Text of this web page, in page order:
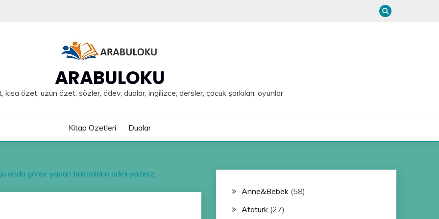
ARABULOKU
özet, uzun özet, sözler, ödev, dualar, ingilizce, dersler, çocuk şarkıları, oyunlar
Kitap Özetleri Dualar
anda görev yapan bakanların adını yazınız.
Anne&Bebek(58)
Atatürk(27)